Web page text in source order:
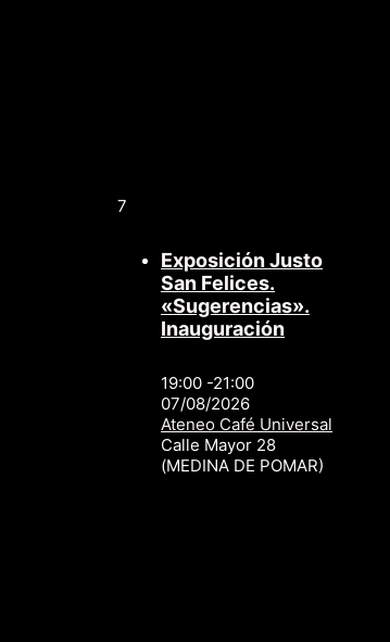
7
Exposición Justo
San Felices.
«Sugerencias».
Inauguración
19:00 -21:00
07/08/2026
Ateneo Café Universal
Calle Mayor 28
(MEDINA DE POMAR)